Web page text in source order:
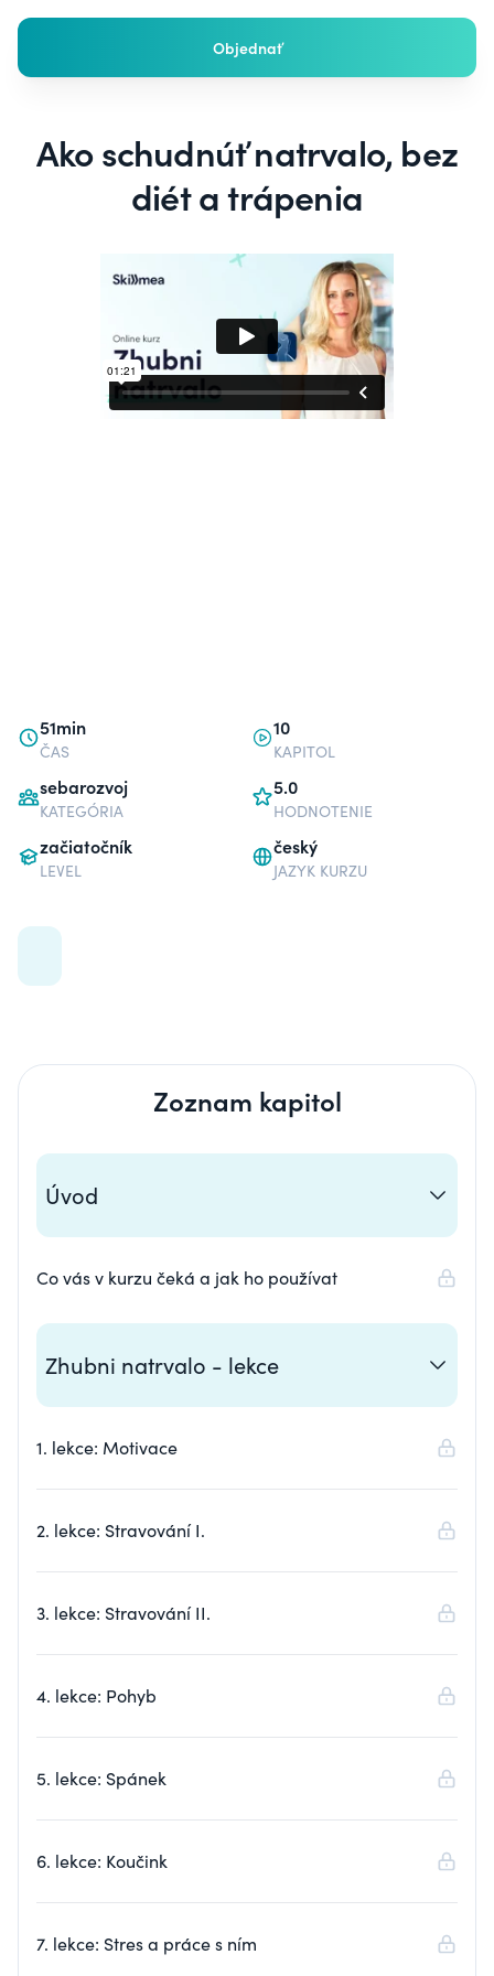
Objednať
Ako schudnúť natrvalo, bez
diét a trápenia
51min
ČAS
10
KAPITOL
sebarozvoj
KATEGÓRIA
5.0
HODNOTENIE
začiatočník
LEVEL
český
JAZYK KURZU
Zoznam kapitol
Úvod
Co vás v kurzu čeká a jak ho používat
Zhubni natrvalo - lekce
1. lekce: Motivace
2. lekce: Stravování I.
3. lekce: Stravování II.
4. lekce: Pohyb
5. lekce: Spánek
6. lekce: Koučink
7. lekce: Stres a práce s ním